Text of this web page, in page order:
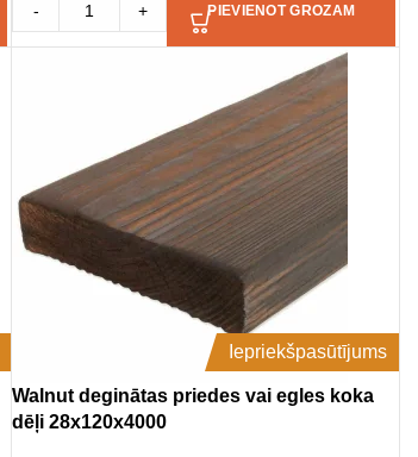
- + PIEVIENOT GROZAM
Iepriekšpasūtījums
Walnut deginātas priedes vai egles koka
dēļi 28x120x4000